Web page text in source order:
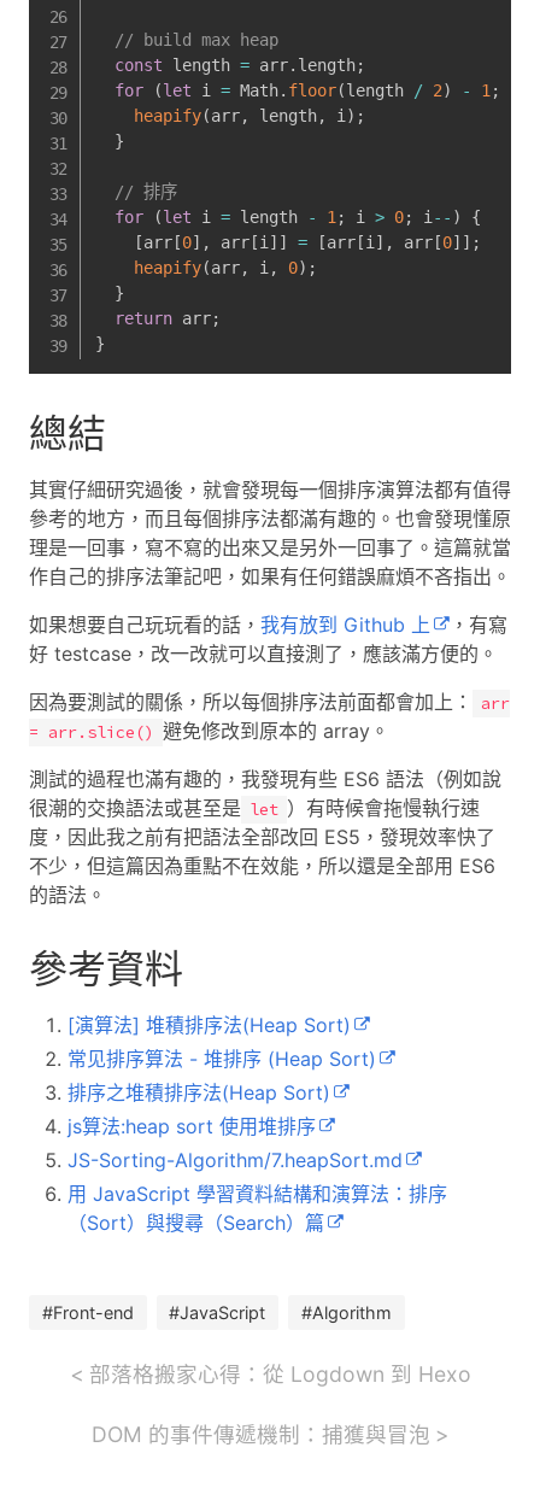
// build max heap
const length = arr. length;
for
(let i = Math. floor(length / 2) - 1 ;
heapify(arr, length, i ) ;
}
// 排序
for
(let i = length - 1 ; i > 0; i -- )
{
[arr[0] , arr[i ] ] = [arr[i ] , arr[0] ] ;
heapify(arr, i , 0) ;
}
return arr;
}
總結
其實仔細研究過後，就會發現每一個排序演算法都有值得
參考的地方，而且每個排序法都滿有趣的。也會發現懂原
理是一回事，寫不寫的出來又是另外一回事了。這篇就當
作自己的排序法筆記吧，如果有任何錯誤麻煩不吝指出。
如果想要自己玩玩看的話， 我有放到 Github 上
，有寫
好 testcase，改一改就可以直接測了，應該滿方便的。
因為要測試的關係，所以每個排序法前面都會加上：
arr
= arr.slice() 避免修改到原本的 array。
測試的過程也滿有趣的，我發現有些 ES6 語法（例如說
很潮的交換語法或甚至是 let ）有時候會拖慢執行速
度，因此我之前有把語法全部改回 ES5，發現效率快了
不少，但這篇因為重點不在效能，所以還是全部用 ES6
的語法。
參考資料
[演算法] 堆積排序法(Heap Sort)
常见排序算法 - 堆排序 (Heap Sort)
排序之堆積排序法(Heap Sort)
js算法:heap sort 使用堆排序
JS-Sorting-Algorithm/7.heapSort.md
用 JavaScript 學習資料結構和演算法：排序
（Sort）與搜尋（Search）篇
#Front-end #JavaScript #Algorithm
部落格搬家心得：從 Logdown 到 Hexo
DOM 的事件傳遞機制：捕獲與冒泡